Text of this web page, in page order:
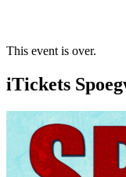
This event is over.
iTickets